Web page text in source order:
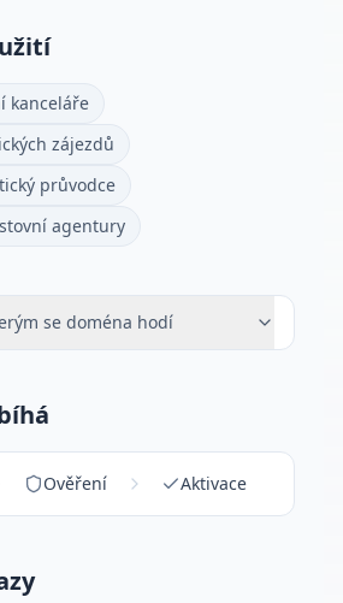
kanceláře
zájezdů
průvodce
agentury
se doména hodí
Ověření Aktivace